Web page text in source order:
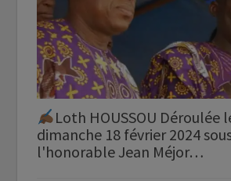
Loth HOUSSOU Déroulée
dimanche 18 février 2024
l'honorable Jean Méjor…